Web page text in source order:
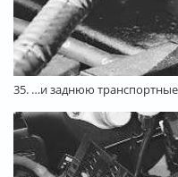
35. …и заднюю